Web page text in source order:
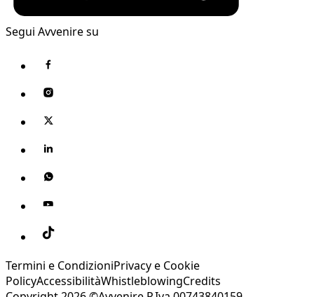
Segui Avvenire su
Termini e CondizioniPrivacy e Cookie
PolicyAccessibilitàWhistleblowingCredits